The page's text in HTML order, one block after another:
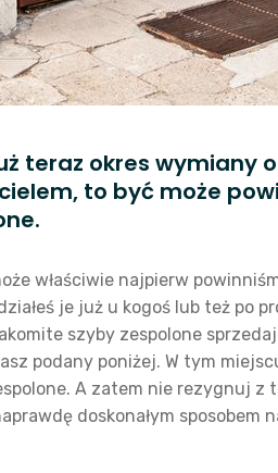
teraz okres wymiany
to być może
właściwie najpierw
je już u kogoś lub też
szyby zespolone
podany poniżej. W tym
A zatem nie rezygnuj z
doskonałym sposobem